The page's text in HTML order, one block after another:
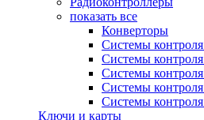
показать все
Конверторы
Системы
Системы
Системы
Системы
Системы
Ключи и карты